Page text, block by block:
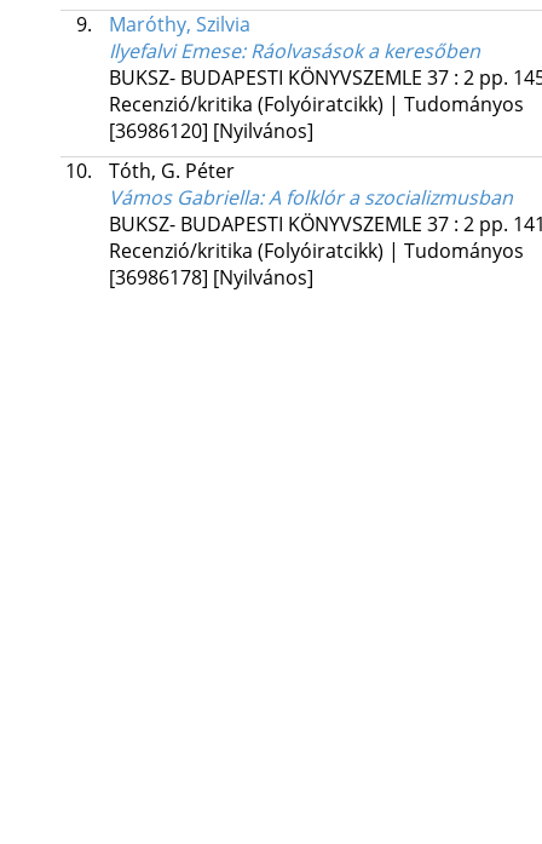
9.
Maróthy, Szilvia
Ilyefalvi Emese: Ráolvasások a keresőben
BUKSZ- BUDAPESTI KÖNYVSZEMLE 37: 2 pp.
Recenzió/kritika (Folyóiratcikk) | Tudományos
[36986120] [Nyilvános]
10.
Tóth, G. Péter
Vámos Gabriella: A folklór a szocializmusban
BUKSZ- BUDAPESTI KÖNYVSZEMLE 37: 2 pp.
Recenzió/kritika (Folyóiratcikk) | Tudományos
[36986178] [Nyilvános]